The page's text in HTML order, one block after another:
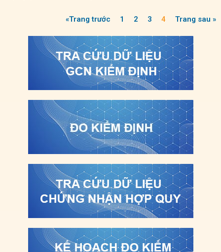
«Trang trước 1 2 3 4 Trang sau »